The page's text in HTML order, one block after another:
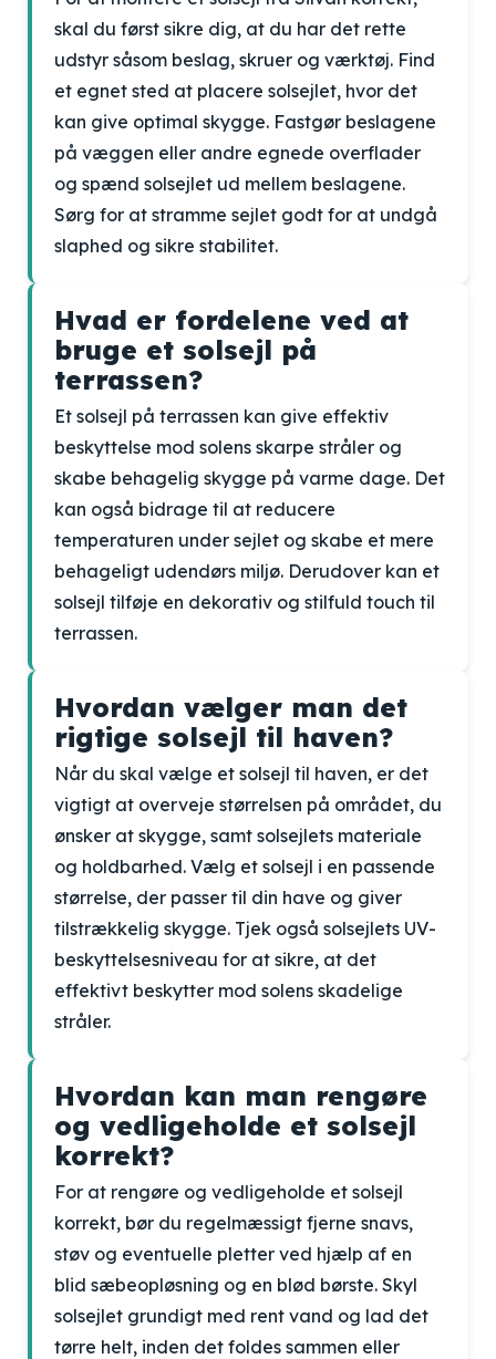
skal du først sikre dig, at du har det rette
udstyr såsom beslag, skruer og værktøj. Find
et egnet sted at placere solsejlet, hvor det
kan give optimal skygge. Fastgør beslagene
på væggen eller andre egnede overflader
og spænd solsejlet ud mellem beslagene.
Sørg for at stramme sejlet godt for at undgå
slaphed og sikre stabilitet.
Hvad er fordelene ved at
bruge et solsejl på
terrassen?
Et solsejl på terrassen kan give effektiv
beskyttelse mod solens skarpe stråler og
skabe behagelig skygge på varme dage. Det
kan også bidrage til at reducere
temperaturen under sejlet og skabe et mere
behageligt udendørs miljø. Derudover kan et
solsejl tilføje en dekorativ og stilfuld touch til
terrassen.
Hvordan vælger man det
rigtige solsejl til haven?
Når du skal vælge et solsejl til haven, er det
vigtigt at overveje størrelsen på området, du
ønsker at skygge, samt solsejlets materiale
og holdbarhed. Vælg et solsejl i en passende
størrelse, der passer til din have og giver
tilstrækkelig skygge. Tjek også solsejlets UV-
beskyttelsesniveau for at sikre, at det
effektivt beskytter mod solens skadelige
stråler.
Hvordan kan man rengøre
og vedligeholde et solsejl
korrekt?
For at rengøre og vedligeholde et solsejl
korrekt, bør du regelmæssigt fjerne snavs,
støv og eventuelle pletter ved hjælp af en
blid sæbeopløsning og en blød børste. Skyl
solsejlet grundigt med rent vand og lad det
tørre helt, inden det foldes sammen eller